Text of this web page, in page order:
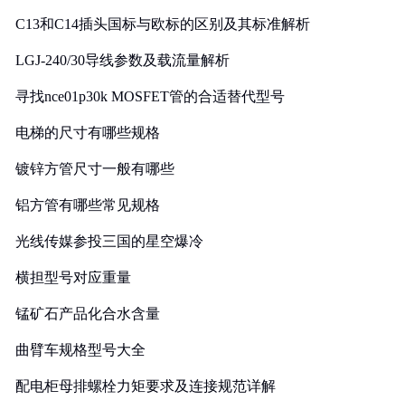
C13和C14插头国标与欧标的区别及其标准解析
LGJ-240/30导线参数及载流量解析
寻找nce01p30k MOSFET管的合适替代型号
电梯的尺寸有哪些规格
镀锌方管尺寸一般有哪些
铝方管有哪些常见规格
光线传媒参投三国的星空爆冷
横担型号对应重量
锰矿石产品化合水含量
曲臂车规格型号大全
配电柜母排螺栓力矩要求及连接规范详解